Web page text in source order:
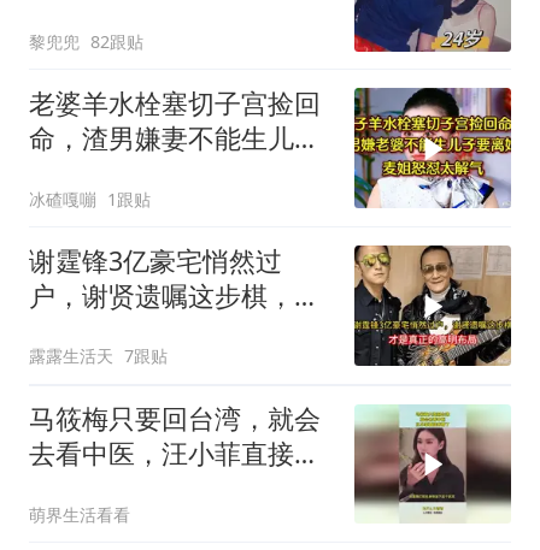
还了多年房贷居然成了外
人？
黎兜兜 82跟贴
老婆羊水栓塞切子宫捡回
命，渣男嫌妻不能生儿子
冰碴嘎嘣 1跟贴
谢霆锋3亿豪宅悄然过
户，谢贤遗嘱这步棋，才
露露生活天 7跟贴
马筱梅只要回台湾，就会
去看中医，汪小菲直接听
萌界生活看看